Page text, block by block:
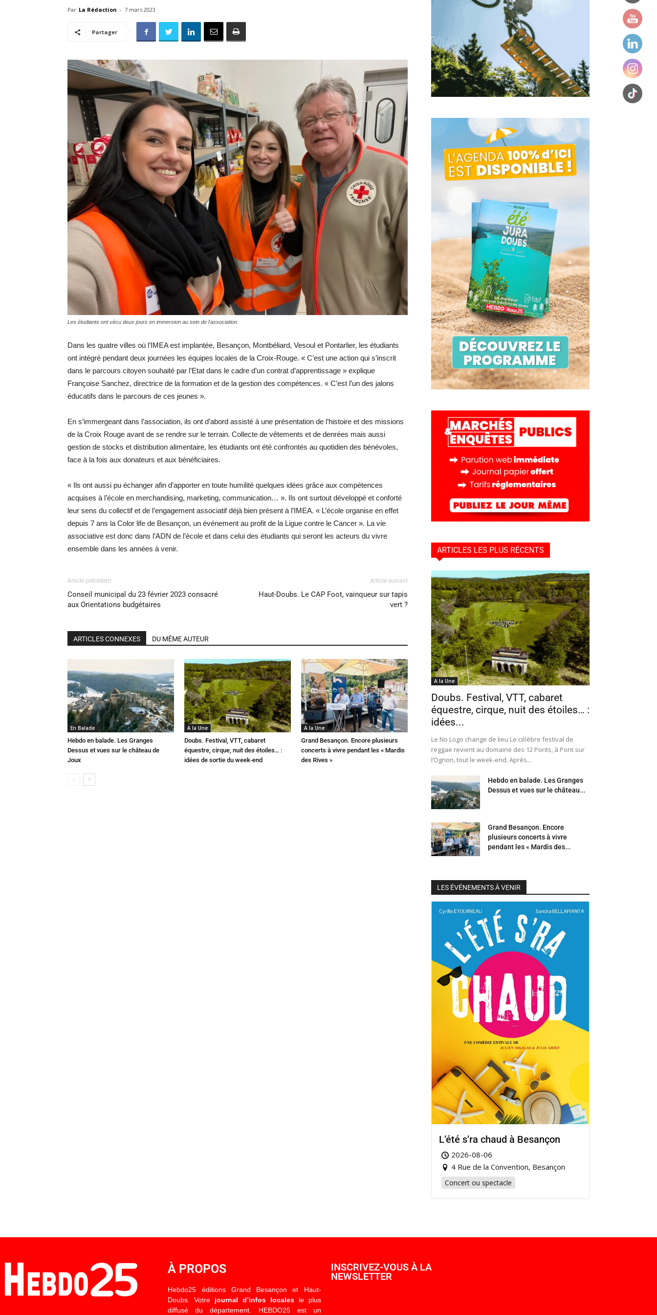
locale
–
Par La Rédaction - 7 mars 2023
Partager
Les étudiants ont vécu deux jours en immersion au sein de l'association.
Dans les quatre villes où l’IMEA est implantée, Besançon, Montbéliard, Vesoul et Pontarlier, les étudiants
ont intégré pendant deux journées les équipes locales de la Croix-Rouge. « C’est une action qui s’inscrit
dans le parcours citoyen souhaité par l’Etat dans le cadre d’un contrat d’apprentissage » explique
Françoise Sanchez, directrice de la formation et de la gestion des compétences. « C’est l’un des jalons
éducatifs dans le parcours de ces jeunes ».
En s’immergeant dans l’association, ils ont d’abord assisté à une présentation de l’histoire et des missions
de la Croix Rouge avant de se rendre sur le terrain. Collecte de vêtements et de denrées mais aussi
gestion de stocks et distribution alimentaire, les étudiants ont été confrontés au quotidien des bénévoles,
face à la fois aux donateurs et aux bénéficiaires.
« Ils ont aussi pu échanger afin d’apporter en toute humilité quelques idées grâce aux compétences
acquises à l’école en merchandising, marketing, communication… ». Ils ont surtout développé et conforté
leur sens du collectif et de l’engagement associatif déjà bien présent à l’IMEA. « L’école organise en effet
depuis 7 ans la Color life de Besançon, un événement au profit de la Ligue contre le Cancer ». La vie
associative est donc dans l’ADN de l’école et dans celui des étudiants qui seront les acteurs du vivre
ensemble dans les années à venir.
Article précédent
Conseil municipal du 23 février 2023 consacré
aux Orientations budgétaires
Article suivant
Haut-Doubs. Le CAP Foot, vainqueur sur tapis
vert ?
ARTICLES CONNEXES DU MÊME AUTEUR
En Balade
Hebdo en balade. Les Granges
Dessus et vues sur le château de
Joux
A la Une
Doubs. Festival, VTT, cabaret
équestre, cirque, nuit des étoiles… :
idées de sortie du week-end
A la Une
Grand Besançon. Encore plusieurs
concerts à vivre pendant les « Mardis
des Rives »
ARTICLES LES PLUS RÉCENTS
A la Une
Doubs. Festival, VTT, cabaret
équestre, cirque, nuit des étoiles… :
idées...
Le No Logo change de lieu Le célèbre festival de
reggae revient au domaine des 12 Ponts, à Pont sur
l’Ognon, tout le week-end. Après...
Hebdo en balade. Les Granges
Dessus et vues sur le château...
Grand Besançon. Encore
plusieurs concerts à vivre
pendant les « Mardis des...
LES ÉVÉNEMENTS À VENIR
L’été s’ra chaud à Besançon
2026-08-06
4 Rue de la Convention, Besançon
Concert ou spectacle
À PROPOS
Hebdo25 éditions Grand Besançon et Haut-
Doubs. Votre journal d’infos localesle plus
diffusé du département. HEBDO25 est un
INSCRIVEZ-VOUS À LA
NEWSLETTER